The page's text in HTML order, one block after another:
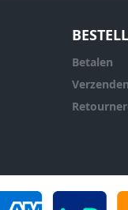
Betalen
Verzenden